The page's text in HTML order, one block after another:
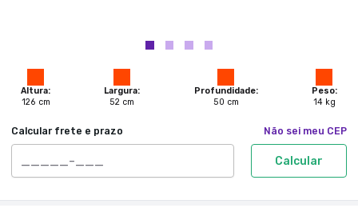
Altura:
126 cm
Largura:
52 cm
Profundidade:
50 cm
Peso:
14 kg
Calcular frete e prazo Não sei meu CEP
Calcular